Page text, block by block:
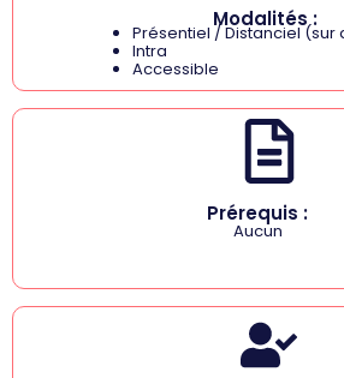
Modalités :
Présentiel / Distanciel
Intra
Accessible
Prérequis :
Aucun